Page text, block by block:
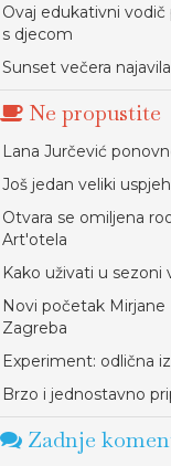
Ovaj edukativni
s djecom
Sunset večera
Ne propustite
Lana Jurčević
Još jedan veliki
Otvara se omiljena
Art'otela
Kako uživati u sezoni
Novi početak
Zagreba
Experiment: odlična
Brzo i jednostavno
Zadnje